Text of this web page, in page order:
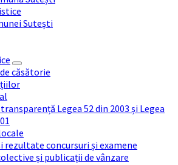
Sutești
căsătorie
Legea 52 din 2003 și Legea
rezultate concursuri și examene
și publicații de vânzare